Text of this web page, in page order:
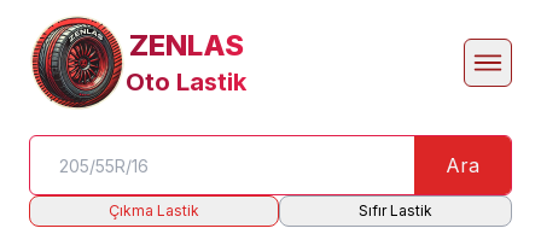
ZENLAS
Oto Lastik
Ara
Çıkma Lastik Sıfır Lastik